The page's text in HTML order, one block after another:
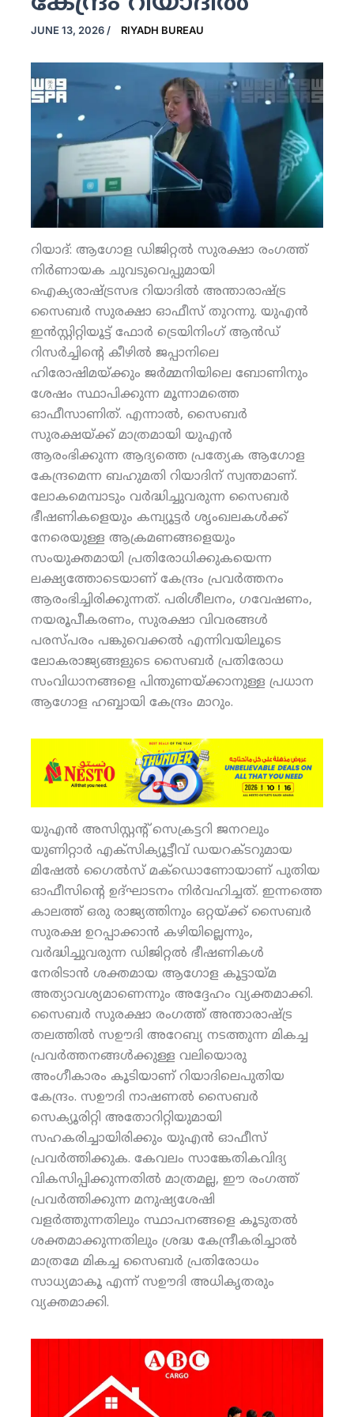
JUNE 13, 2026 / RIYADH BUREAU
റിയാദ്: ആഗോള ഡിജിറ്റല്‍ സുരക്ഷാ രംഗത്ത്
നിര്‍ണായക ചുവടുവെപ്പുമായി
ഐക്യരാഷ്ട്രസഭ റിയാദില്‍ അന്താരാഷ്ട്ര
സൈബര്‍ സുരക്ഷാ ഓഫീസ് തുറന്നു. യുഎന്‍
ഇന്‍സ്റ്റിറ്റിയൂട്ട് ഫോര്‍ ട്രെയിനിംഗ് ആന്‍ഡ്
റിസര്‍ച്ചിന്റെ കീഴില്‍ ജപ്പാനിലെ
ഹിരോഷിമയ്ക്കും ജര്‍മ്മനിയിലെ ബോണിനും
ശേഷം സ്ഥാപിക്കുന്ന മൂന്നാമത്തെ
ഓഫീസാണിത്. എന്നാല്‍, സൈബര്‍
സുരക്ഷയ്ക്ക് മാത്രമായി യുഎന്‍
ആരംഭിക്കുന്ന ആദ്യത്തെ പ്രത്യേക ആഗോള
കേന്ദ്രമെന്ന ബഹുമതി റിയാദിന് സ്വന്തമാണ്.
ലോകമെമ്പാടും വര്‍ദ്ധിച്ചുവരുന്ന സൈബര്‍
ഭീഷണികളെയും കമ്പ്യൂട്ടര്‍ ശൃംഖലകള്‍ക്ക്
നേരെയുള്ള ആക്രമണങ്ങളെയും
സംയുക്തമായി പ്രതിരോധിക്കുകയെന്ന
ലക്ഷ്യത്തോടെയാണ് കേന്ദ്രം പ്രവര്‍ത്തനം
ആരംഭിച്ചിരിക്കുന്നത്. പരിശീലനം, ഗവേഷണം,
നയരൂപീകരണം, സുരക്ഷാ വിവരങ്ങള്‍
പരസ്പരം പങ്കുവെക്കല്‍ എന്നിവയിലൂടെ
ലോകരാജ്യങ്ങളുടെ സൈബര്‍ പ്രതിരോധ
സംവിധാനങ്ങളെ പിന്തുണയ്ക്കാനുള്ള പ്രധാന
ആഗോള ഹബ്ബായി കേന്ദ്രം മാറും.
യുഎന്‍ അസിസ്റ്റന്റ് സെക്രട്ടറി ജനറലും
യുണിറ്റാര്‍ എക്‌സിക്യൂട്ടീവ് ഡയറക്ടറുമായ
മിഷേല്‍ ഗൈല്‍സ് മക്‌ഡൊണോയാണ് പുതിയ
ഓഫീസിന്റെ ഉദ്ഘാടനം നിര്‍വഹിച്ചത്. ഇന്നത്തെ
കാലത്ത് ഒരു രാജ്യത്തിനും ഒറ്റയ്ക്ക് സൈബര്‍
സുരക്ഷ ഉറപ്പാക്കാന്‍ കഴിയില്ലെന്നും,
വര്‍ദ്ധിച്ചുവരുന്ന ഡിജിറ്റല്‍ ഭീഷണികള്‍
നേരിടാന്‍ ശക്തമായ ആഗോള കൂട്ടായ്മ
അത്യാവശ്യമാണെന്നും അദ്ദേഹം വ്യക്തമാക്കി.
സൈബര്‍ സുരക്ഷാ രംഗത്ത് അന്താരാഷ്ട്ര
തലത്തില്‍ സഊദി അറേബ്യ നടത്തുന്ന മികച്ച
പ്രവര്‍ത്തനങ്ങള്‍ക്കുള്ള വലിയൊരു
അംഗീകാരം കൂടിയാണ് റിയാദിലെപുതിയ
കേന്ദ്രം. സഊദി നാഷണല്‍ സൈബര്‍
സെക്യൂരിറ്റി അതോറിറ്റിയുമായി
സഹകരിച്ചായിരിക്കും യുഎന്‍ ഓഫീസ്
പ്രവര്‍ത്തിക്കുക. കേവലം സാങ്കേതികവിദ്യ
വികസിപ്പിക്കുന്നതില്‍ മാത്രമല്ല, ഈ രംഗത്ത്
പ്രവര്‍ത്തിക്കുന്ന മനുഷ്യശേഷി
വളര്‍ത്തുന്നതിലും സ്ഥാപനങ്ങളെ കൂടുതല്‍
ശക്തമാക്കുന്നതിലും ശ്രദ്ധ കേന്ദ്രീകരിച്ചാല്‍
മാത്രമേ മികച്ച സൈബര്‍ പ്രതിരോധം
സാധ്യമാകൂ എന്ന് സഊദി അധികൃതരും
വ്യക്തമാക്കി.